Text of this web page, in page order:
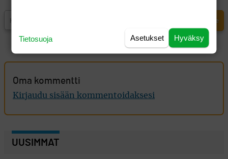
Oma kommentti
Kirjaudu sisään kommentoidaksesi
UUSIMMAT
Hyväksy
Asetukset
Tietosuoja